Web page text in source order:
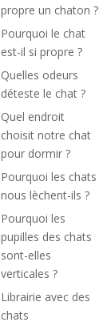
propre un chaton ?
Pourquoi le chat
est-il si propre ?
Quelles odeurs
déteste le chat ?
Quel endroit
choisit notre chat
pour dormir ?
Pourquoi les chats
nous lèchent-ils ?
Pourquoi les
pupilles des chats
sont-elles
verticales ?
Librairie avec des
chats